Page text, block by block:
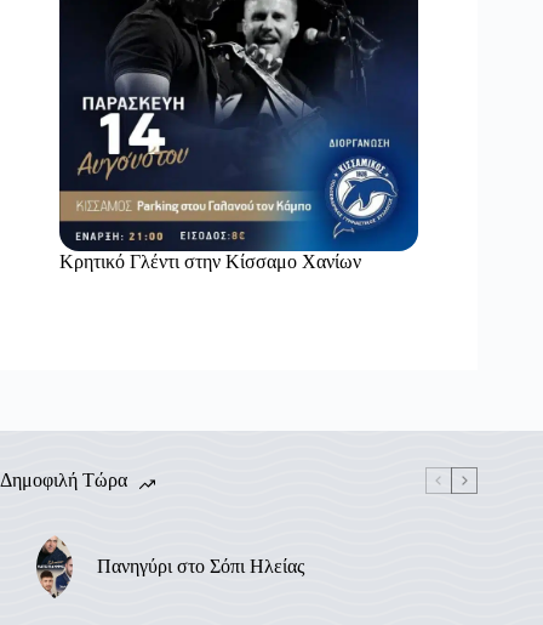
Κρητικό Γλέντι στην Κίσσαμο Χανίων
Δημοφιλή Τώρα
Πανηγύρι στο Σόπι Ηλείας